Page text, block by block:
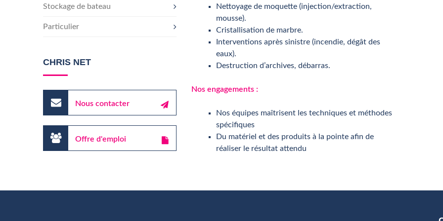
Stockage de bateau
Particulier
CHRIS NET
Nous contacter
Offre d'emploi
Nettoyage de moquette (injection/extraction,
mousse).
Cristallisation de marbre.
Interventions après sinistre (incendie, dégât des
eaux).
Destruction d’archives, débarras.
Nos engagements :
Nos équipes maîtrisent les techniques et méthodes
spécifiques
Du matériel et des produits à la pointe afin de
réaliser le résultat attendu